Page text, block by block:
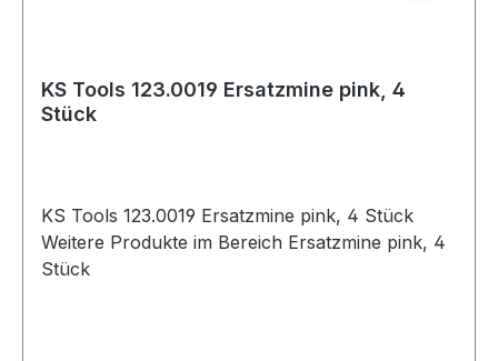
KS Tools 123.0019 Ersatzmine pink, 4
Stück
KS Tools 123.0019 Ersatzmine pink, 4 Stück
Weitere Produkte im Bereich Ersatzmine pink, 4
Stück